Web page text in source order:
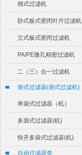
烛式过滤机
卧式板式密闭叶片过滤机
立式板式密闭过滤机
PA/PE微孔精密过滤机
二（三）合一过滤机
袋式过滤器(袋式过滤机)
单袋式过滤器（机）
多袋式过滤器(机)
快开多袋式过滤器(机)
自动过滤器类